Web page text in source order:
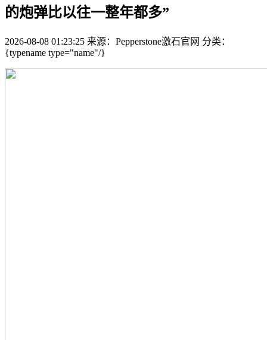
的炮弹比以往一整年都多”
2026-08-08 01:23:25 来源：Pepperstone激石官网 分类：
{typename type="name"/}